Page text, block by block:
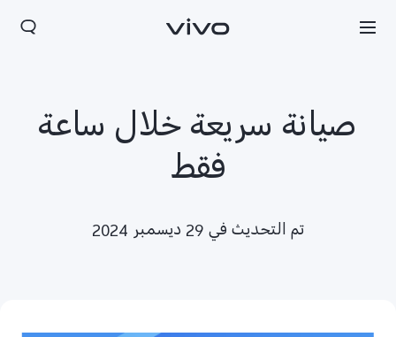
صيانة سريعة خلال ساعة
فقط
تم التحديث في 29 ديسمبر 2024